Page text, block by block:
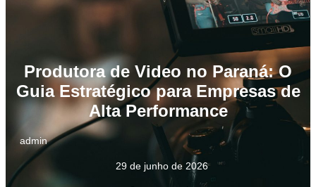
Produtora de Video no Paraná: O
Guia Estratégico para Empresas de
Alta Performance
admin
29 de junho de 2026